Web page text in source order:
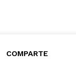
COMPARTE